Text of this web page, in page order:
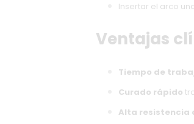
Insertar el arco
Ventajas
Tiempo de
Curado rápido
Alta resistencia